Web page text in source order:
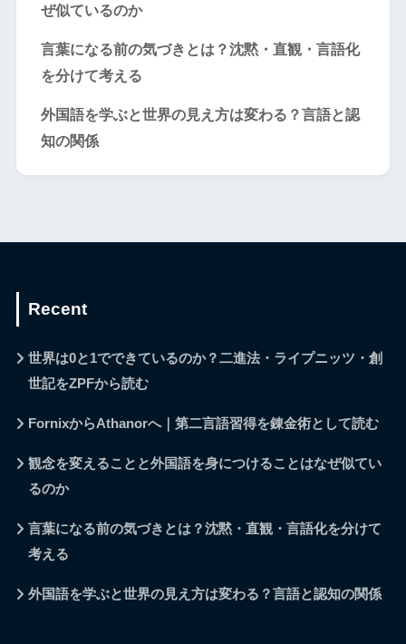
ぜ似ているのか
言葉になる前の気づきとは？沈黙・直観・言語化
を分けて考える
外国語を学ぶと世界の見え方は変わる？言語と認
知の関係
Recent
世界は0と1でできているのか？二進法・ライプニッツ・創
世記をZPFから読む
FornixからAthanorへ｜第二言語習得を錬金術として読む
観念を変えることと外国語を身につけることはなぜ似てい
るのか
言葉になる前の気づきとは？沈黙・直観・言語化を分けて
考える
外国語を学ぶと世界の見え方は変わる？言語と認知の関係